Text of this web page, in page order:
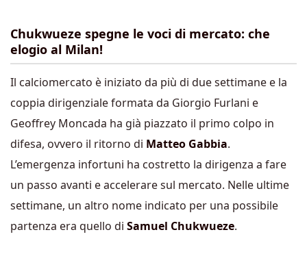
Chukwueze spegne le voci di mercato: che
elogio al Milan!
Il calciomercato è iniziato da più di due settimane e la
coppia dirigenziale formata da Giorgio Furlani e
Geoffrey Moncada ha già piazzato il primo colpo in
difesa, ovvero il ritorno di Matteo Gabbia.
L’emergenza infortuni ha costretto la dirigenza a fare
un passo avanti e accelerare sul mercato. Nelle ultime
settimane, un altro nome indicato per una possibile
partenza era quello di Samuel Chukwueze.